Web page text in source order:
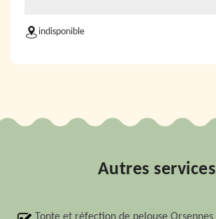
indisponible
Autres services